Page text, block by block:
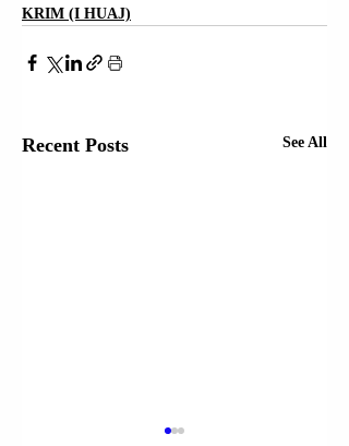
KRIM (I HUAJ)
Recent Posts See All